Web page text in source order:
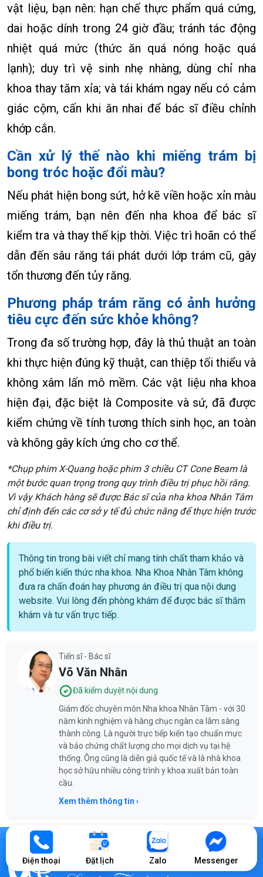
Điện thoại Đặt lịch Zalo Messenger
vật liệu, bạn nên: hạn chế thực phẩm quá cứng,
dai hoặc dính trong 24 giờ đầu; tránh tác động
nhiệt quá mức (thức ăn quá nóng hoặc quá
lạnh); duy trì vệ sinh nhẹ nhàng, dùng chỉ nha
khoa thay tăm xỉa; và tái khám ngay nếu có cảm
giác cộm, cấn khi ăn nhai để bác sĩ điều chỉnh
khớp cắn.
Cần xử lý thế nào khi miếng trám bị
bong tróc hoặc đổi màu?
Nếu phát hiện bong sứt, hở kẽ viền hoặc xỉn màu
miếng trám, bạn nên đến nha khoa để bác sĩ
kiểm tra và thay thế kịp thời. Việc trì hoãn có thể
dẫn đến sâu răng tái phát dưới lớp trám cũ, gây
tổn thương đến tủy răng.
Phương pháp trám răng có ảnh hưởng
tiêu cực đến sức khỏe không?
Trong đa số trường hợp, đây là thủ thuật an toàn
khi thực hiện đúng kỹ thuật, can thiệp tối thiểu và
không xâm lấn mô mềm. Các vật liệu nha khoa
hiện đại, đặc biệt là Composite và sứ, đã được
kiểm chứng về tính tương thích sinh học, an toàn
và không gây kích ứng cho cơ thể.
*Chụp phim X-Quang hoặc phim 3 chiều CT Cone Beam là
một bước quan trọng trong quy trình điều trị phục hồi răng.
Vì vậy Khách hàng sẽ được Bác sĩ của nha khoa Nhân Tâm
chỉ định đến các cơ sở y tế đủ chức năng để thực hiện trước
khi điều trị.
Thông tin trong bài viết chỉ mang tính chất tham khảo và
phổ biến kiến thức nha khoa. Nha Khoa Nhân Tâm không
đưa ra chẩn đoán hay phương án điều trị qua nội dung
website. Vui lòng đến phòng khám để được bác sĩ thăm
khám và tư vấn trực tiếp.
Tiến sĩ - Bác sĩ
Võ Văn Nhân
Đã kiểm duyệt nội dung
Giám đốc chuyên môn Nha khoa Nhân Tâm - với 30
năm kinh nghiệm và hàng chục ngàn ca lâm sàng
thành công. Là người trực tiếp kiến tạo chuẩn mực
và bảo chứng chất lượng cho mọi dịch vụ tại hệ
thống. Ông cũng là diễn giả quốc tế và là nhà khoa
học sở hữu nhiều công trình y khoa xuất bản toàn
cầu.
Xem thêm thông tin ›